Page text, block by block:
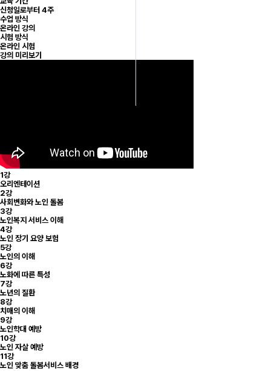
신청일로부터 4주
수업 방식
온라인 강의
시험 방식
온라인 시험
강의 미리보기
1강
오리엔테이션
2강
사회변화와 노인 돌봄
3강
노인복지 서비스 이해
4강
노인 장기 요양 보험
5강
노인의 이해
6강
노화에 따른 특성
7강
노년의 질환
8강
치매의 이해
9강
노인학대 예방
10강
노인 자살 예방
11강
노인 맞춤 돌봄서비스 배경